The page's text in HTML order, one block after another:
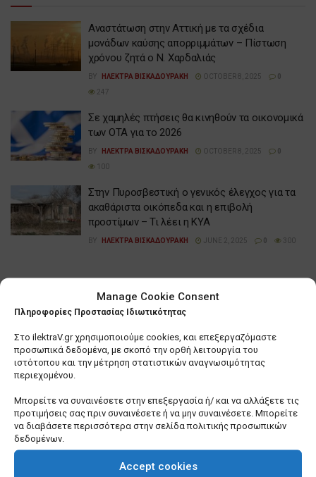
Manage Cookie Consent
Πληροφορίες Προστασίας Ιδιωτικότητας
Στο ilektraV.gr χρησιμοποιούμε cookies, και επεξεργαζόμαστε
προσωπικά δεδομένα, με σκοπό την ορθή λειτουργία του
ιστότοπου και την μέτρηση στατιστικών αναγνωσιμότητας
περιεχομένου.
Μπορείτε να συναινέσετε στην επεξεργασία ή/ και να αλλάξετε τις
προτιμήσεις σας πριν συναινέσετε ή να μην συναινέσετε. Μπορείτε
να διαβάσετε περισσότερα στην σελίδα πολιτικής προσωπικών
δεδομένων.
Accept cookies
Αναστάτωση στην Αττική με τα σχέδια
μονάδων καύσης απορριμμάτων – Πίστωση
χρόνου ζητά ο Ν. Χαρδαλιάς
BY ΗΛΕΚΤΡΑ ΒΙΣΚΑΔΟΥΡΑΚΗ OCTOBER 8, 2025
247
Σε χαμηλές πτήσεις θα κινηθούν τα οικονομικά
των ΟΤΑ για το 2026
BY ΗΛΕΚΤΡΑ ΒΙΣΚΑΔΟΥΡΑΚΗ OCTOBER 8, 2025
100
Στην Πυροσβεστική ο γενικός έλεγχος για τα
ακαθάριστα οικόπεδα και η επιβολή
προστίμων – Τι λέει η ΚΥΑ
BY ΗΛΕΚΤΡΑ ΒΙΣΚΑΔΟΥΡΑΚΗ JUNE 2, 2025 300